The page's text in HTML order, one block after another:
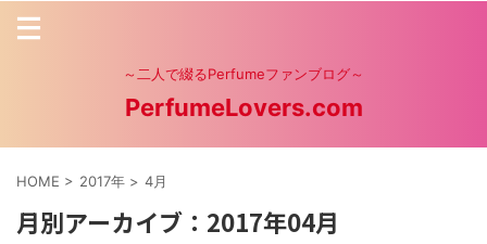
～二人で綴るPerfumeファンブログ～
PerfumeLovers.com
HOME > 2017年 > 4月
月別アーカイブ：2017年04月